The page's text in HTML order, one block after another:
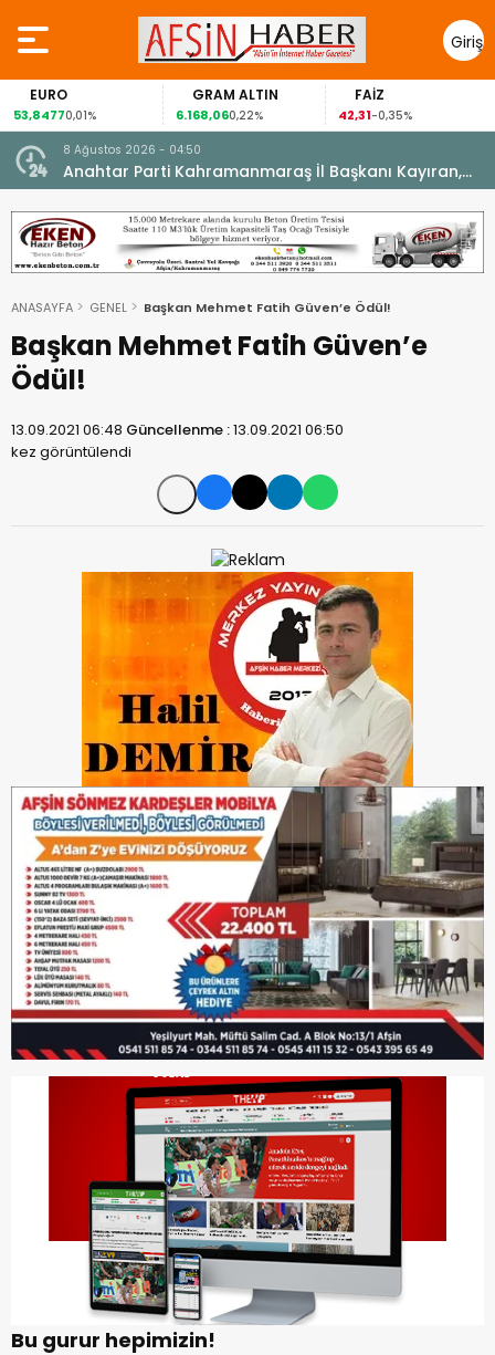
Giriş
Yap
EURO
53,84770,01%
GRAM ALTIN
6.168,060,22%
FAİZ
42,31-0,35%
8 Ağustos 2026 - 04:50
Anahtar Parti Kahramanmaraş İl Başkanı Kayıran,
Afşin Teşkilatı ile buluştu.
ANASAYFA GENEL Başkan Mehmet Fatih Güven’e Ödül!
Başkan Mehmet Fatih Güven’e
Ödül!
13.09.2021 06:48 Güncellenme :13.09.2021 06:50
kez görüntülendi
Bu gurur hepimizin!